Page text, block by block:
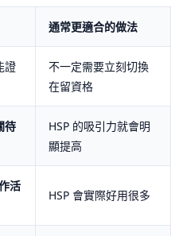
通常更適合的做法
證
不一定需要立刻切換
在留資格
待
HSP 的吸引力就會明
顯提高
活
HSP 會實際好用很多